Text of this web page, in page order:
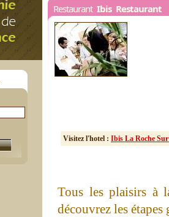
Restaurant Ibis Restaurant
Visitez l'hotel : Ibis La Roche
Tous les plaisirs à
découvrez les